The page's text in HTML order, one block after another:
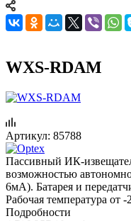
WXS-RDAM
Артикул: 85788
Пассивный ИК-
возможностью
6мА). Батарея и
Рабочая температура от
Подробности